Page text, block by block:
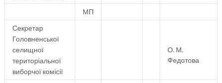
МП
Секретар
Головненської
селищної
територіальної
виборчої комісії
О. М.
Федотова